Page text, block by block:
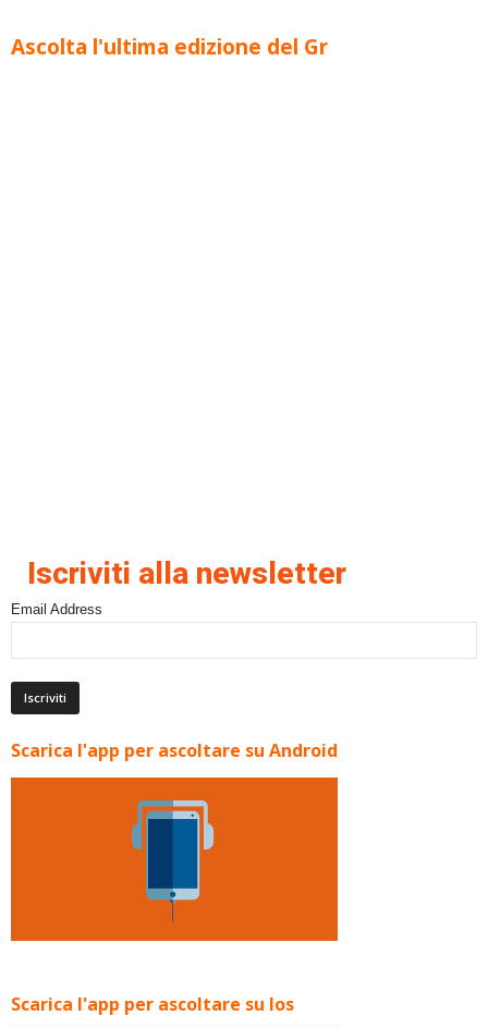
Ascolta l'ultima edizione del Gr
Iscriviti alla newsletter
Email Address
Scarica l'app per ascoltare su Android
Scarica l'app per ascoltare su Ios